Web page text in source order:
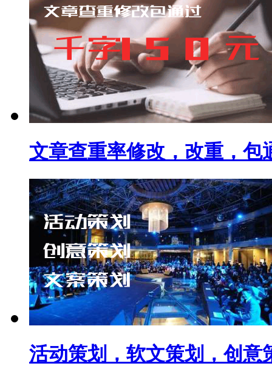
文章查重率修改，改重，包
活动策划，软文策划，创意